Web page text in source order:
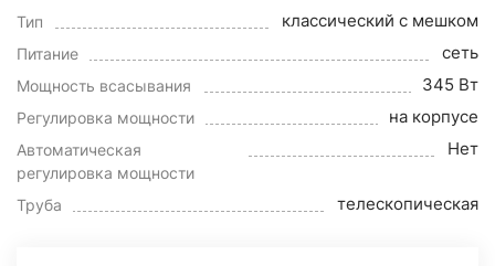
Тип классический с мешком
Питание сеть
Мощность всасывания 345 Вт
Регулировка мощности на корпусе
Автоматическая
регулировка мощности
Нет
Труба телескопическая